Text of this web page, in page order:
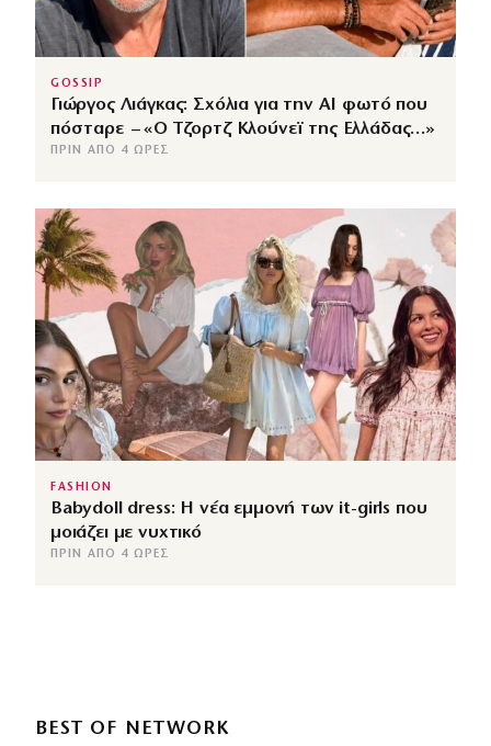
GOSSIP
Γιώργος Λιάγκας: Σχόλια για την ΑΙ φωτό που
πόσταρε – «Ο Τζορτζ Κλούνεϊ της Ελλάδας…»
ΠΡΙΝ ΑΠΌ 4 ΏΡΕΣ
FASHION
Babydoll dress: Η νέα εμμονή των it-girls που
μοιάζει με νυχτικό
ΠΡΙΝ ΑΠΌ 4 ΏΡΕΣ
BEST OF NETWORK